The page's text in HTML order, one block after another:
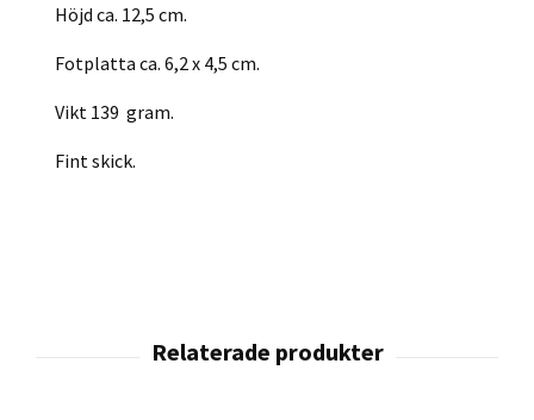
Höjd ca. 12,5 cm.
Fotplatta ca. 6,2 x 4,5 cm.
Vikt 139 gram.
Fint skick.